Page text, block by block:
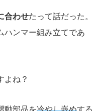
合わせたって話だった。
ハンマー組み立てであ
よね？